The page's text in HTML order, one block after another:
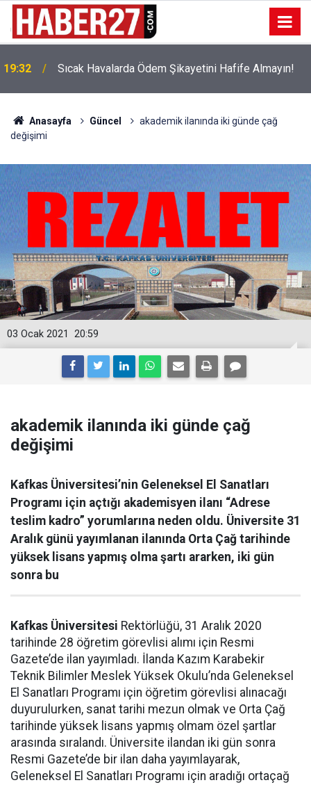
19:32 Sıcak Havalarda Ödem Şikayetini Hafife Almayın!
Anasayfa Güncel
akademik ilanında iki günde çağ
değişimi
20:59
03 Ocak 2021
akademik ilanında iki günde çağ
değişimi
Kafkas Üniversitesi’nin Geleneksel El Sanatları
Programı için açtığı akademisyen ilanı “Adrese
teslim kadro” yorumlarına neden oldu. Üniversite 31
Aralık günü yayımlanan ilanında Orta Çağ tarihinde
yüksek lisans yapmış olma şartı ararken, iki gün
sonra bu
Kafkas Üniversitesi Rektörlüğü, 31 Aralık 2020
tarihinde 28 öğretim görevlisi alımı için Resmi
Gazete’de ilan yayımladı. İlanda Kazım Karabekir
Teknik Bilimler Meslek Yüksek Okulu’nda Geleneksel
El Sanatları Programı için öğretim görevlisi alınacağı
duyurulurken, sanat tarihi mezun olmak ve Orta Çağ
tarihinde yüksek lisans yapmış olmam özel şartlar
arasında sıralandı. Üniversite ilandan iki gün sonra
Resmi Gazete’de bir ilan daha yayımlayarak,
Geleneksel El Sanatları Programı için aradığı ortaçağ